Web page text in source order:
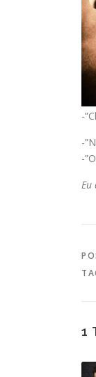
-
-
-
Eu
1